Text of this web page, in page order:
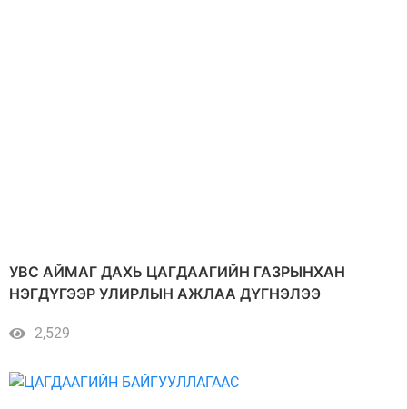
УВС АЙМАГ ДАХЬ ЦАГДААГИЙН ГАЗРЫНХАН
НЭГДҮГЭЭР УЛИРЛЫН АЖЛАА ДҮГНЭЛЭЭ
2,529